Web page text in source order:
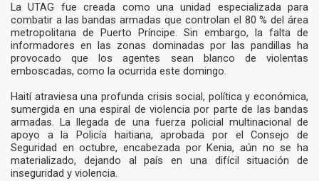
La UTAG fue creada como una unidad especializada para
combatir a las bandas armadas que controlan el 80 % del área
metropolitana de Puerto Príncipe. Sin embargo, la falta de
informadores en las zonas dominadas por las pandillas ha
provocado que los agentes sean blanco de violentas
emboscadas, como la ocurrida este domingo.
Haití atraviesa una profunda crisis social, política y económica,
sumergida en una espiral de violencia por parte de las bandas
armadas. La llegada de una fuerza policial multinacional de
apoyo a la Policía haitiana, aprobada por el Consejo de
Seguridad en octubre, encabezada por Kenia, aún no se ha
materializado, dejando al país en una difícil situación de
inseguridad y violencia.